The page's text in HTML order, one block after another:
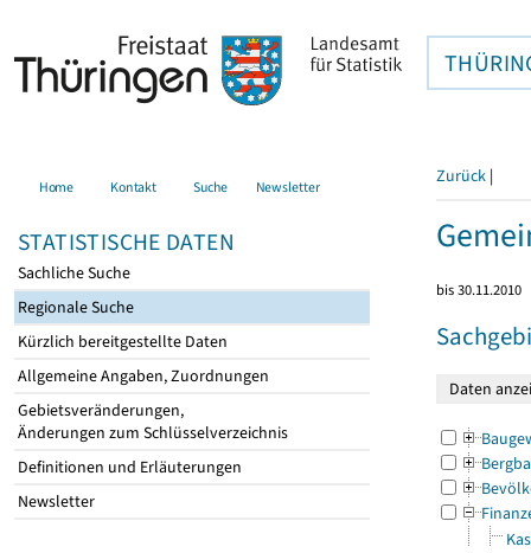
Home Kontakt Suche Newsletter
STATISTISCHE DATEN
Sachliche Suche
Regionale Suche
Kürzlich bereitgestellte Daten
Allgemeine Angaben, Zuordnungen
Gebietsveränderungen,
Änderungen zum Schlüsselverzeichnis
Definitionen und Erläuterungen
Newsletter
Zurück |
bis 30.11.2010